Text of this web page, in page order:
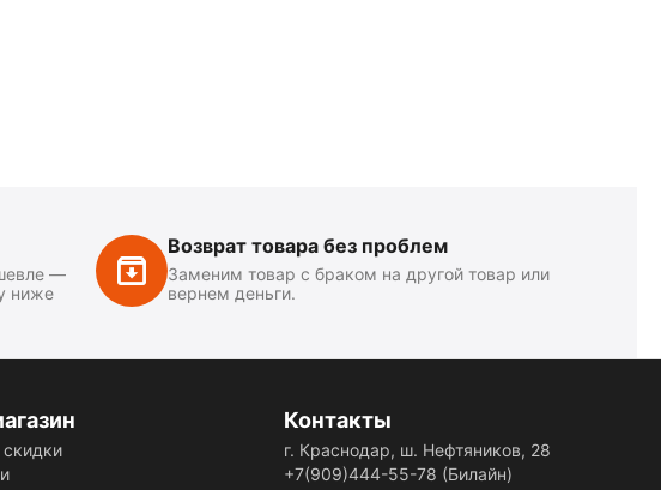
—
ниже
Возврат товара без проблем
Заменим товар с браком на другой товар или
вернем деньги.
Контакты
г. Краснодар, ш. Нефтяников, 28
+7(909)444-55-78 (Билайн)